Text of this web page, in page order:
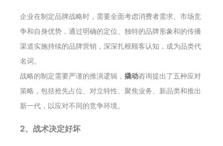
企业在制定品牌战略时，需要全面考虑消费者需求、市场竞
争和自身优势，通过明确的定位、独特的品牌形象和的传播
渠道实施持续的品牌营销，深深扎根顾客认知，成为品类代
名词。
战略的制定需要严谨的推演逻辑， 撬动咨询提出了五种应对
策略，包括抢先占位、对立特性、聚焦业务、新品类和推出
新一代，以应对不同的竞争环境。
2、战术决定好坏